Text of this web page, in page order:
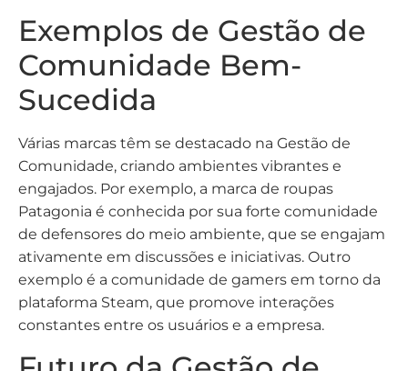
Exemplos de Gestão de
Comunidade Bem-
Sucedida
Várias marcas têm se destacado na Gestão de
Comunidade, criando ambientes vibrantes e
engajados. Por exemplo, a marca de roupas
Patagonia é conhecida por sua forte comunidade
de defensores do meio ambiente, que se engajam
ativamente em discussões e iniciativas. Outro
exemplo é a comunidade de gamers em torno da
plataforma Steam, que promove interações
constantes entre os usuários e a empresa.